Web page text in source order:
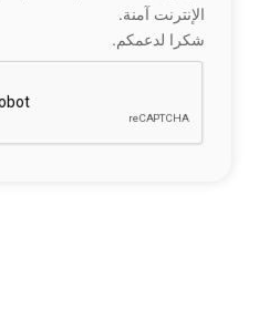
الإنترنت آمنة.
شكرا لدعمكم.